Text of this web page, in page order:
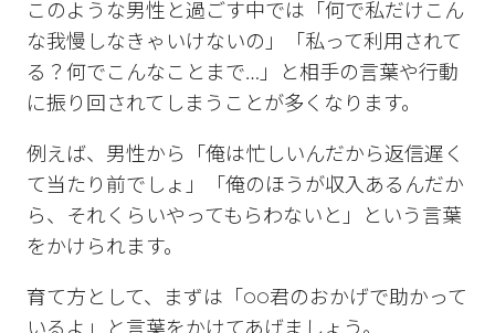
このような男性と過ごす中では「何で私だけこん
な我慢しなきゃいけないの」「私って利用されて
る？何でこんなことまで…」と相手の言葉や行動
に振り回されてしまうことが多くなります。
例えば、男性から「俺は忙しいんだから返信遅く
て当たり前でしょ」「俺のほうが収入あるんだか
ら、それくらいやってもらわないと」という言葉
をかけられます。
育て方として、まずは「○○君のおかげで助かって